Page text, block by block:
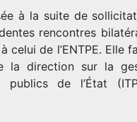
à la suite de
rencontres
celui de l’ENTPE. Elle
la direction sur la
publics de l’État